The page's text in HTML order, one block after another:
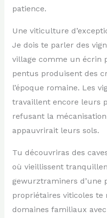
patience.
Une viticulture
Je dois te parler des
village comme un écrin
pentus produisent des
l’époque romaine. Les
travaillent encore leurs
refusant la
appauvrirait leurs sols.
Tu découvriras des
où vieillissent
gewurztraminers d’une
propriétaires viticoles te
domaines familiaux